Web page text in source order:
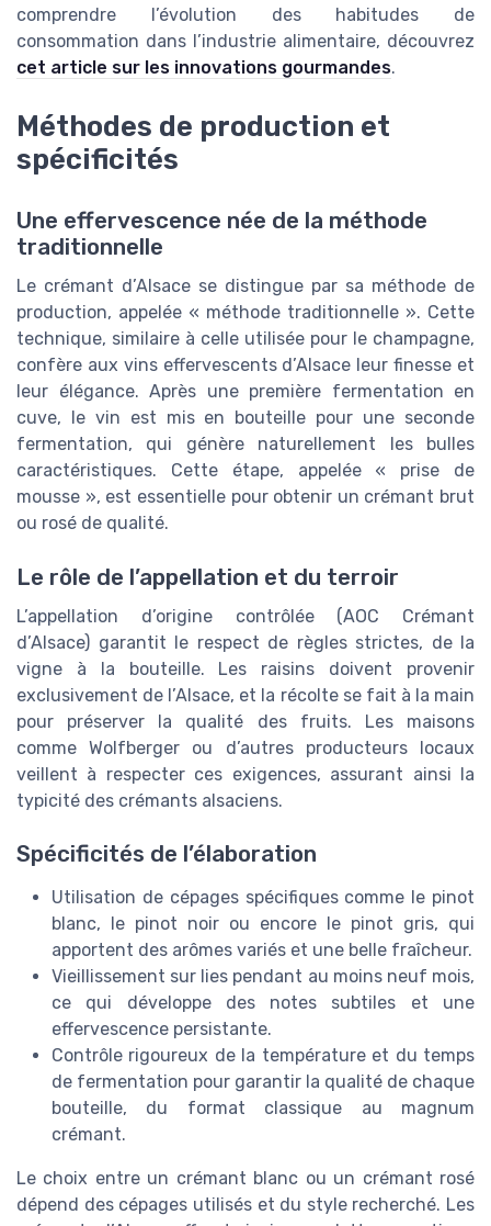
comprendre l’évolution des habitudes de
consommation dans l’industrie alimentaire, découvrez
cet article sur les innovations gourmandes.
Méthodes de production et
spécificités
Une effervescence née de la méthode
traditionnelle
Le crémant d’Alsace se distingue par sa méthode de
production, appelée « méthode traditionnelle ». Cette
technique, similaire à celle utilisée pour le champagne,
confère aux vins effervescents d’Alsace leur finesse et
leur élégance. Après une première fermentation en
cuve, le vin est mis en bouteille pour une seconde
fermentation, qui génère naturellement les bulles
caractéristiques. Cette étape, appelée « prise de
mousse », est essentielle pour obtenir un crémant brut
ou rosé de qualité.
Le rôle de l’appellation et du terroir
L’appellation d’origine contrôlée (AOC Crémant
d’Alsace) garantit le respect de règles strictes, de la
vigne à la bouteille. Les raisins doivent provenir
exclusivement de l’Alsace, et la récolte se fait à la main
pour préserver la qualité des fruits. Les maisons
comme Wolfberger ou d’autres producteurs locaux
veillent à respecter ces exigences, assurant ainsi la
typicité des crémants alsaciens.
Spécificités de l’élaboration
Utilisation de cépages spécifiques comme le pinot
blanc, le pinot noir ou encore le pinot gris, qui
apportent des arômes variés et une belle fraîcheur.
Vieillissement sur lies pendant au moins neuf mois,
ce qui développe des notes subtiles et une
effervescence persistante.
Contrôle rigoureux de la température et du temps
de fermentation pour garantir la qualité de chaque
bouteille, du format classique au magnum
crémant.
Le choix entre un crémant blanc ou un crémant rosé
dépend des cépages utilisés et du style recherché. Les